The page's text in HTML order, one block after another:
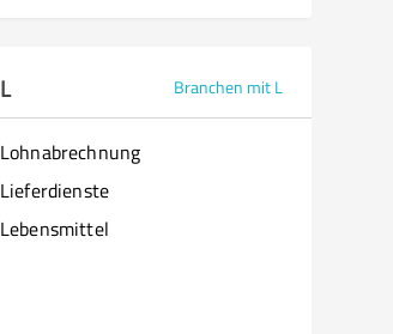
L Branchen mit L
Lohnabrechnung
Lieferdienste
Lebensmittel